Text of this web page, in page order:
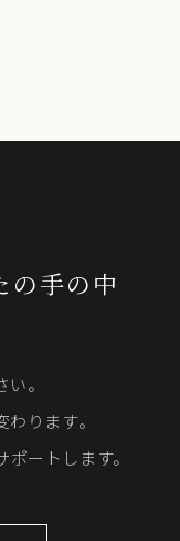
の手の中
。
ります。
ートします。